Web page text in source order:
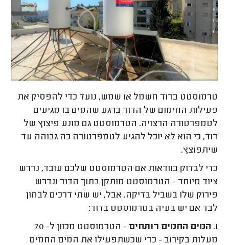
טרמוסטט בדוד חשמל או שמש, נועד כדי להפסיק את
פעילות החימום של הדוד ברגע שהמים בו מגיעים
לטמפרטורה הרצויה. הטרמוסטט גם מונע פיצוץ של
דוד, כי הוא לא יוכל להגיע לטמפרטורה כה גבוהה עד
שיתפוצץ.
כדי לבדוק בוודאות אם הטרמוסטט שלכם עובד, נדרש
ציוד מיוחד - הטרמוסטט מותקן בתוך הדוד ונדרש
פירוק שלו בשביל בדיקה. אבל, יש שתי דרכים לבחון
לבד אם יש בעיה בטרמוסטט בדוד:
1. המים החמים רותחים
- הטרמוסטט מכוון ל- 70
מעלות בקירוב - כדי שכשתפעילו את המים החמים